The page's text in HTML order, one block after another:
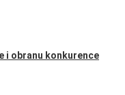
i obranu konkurence